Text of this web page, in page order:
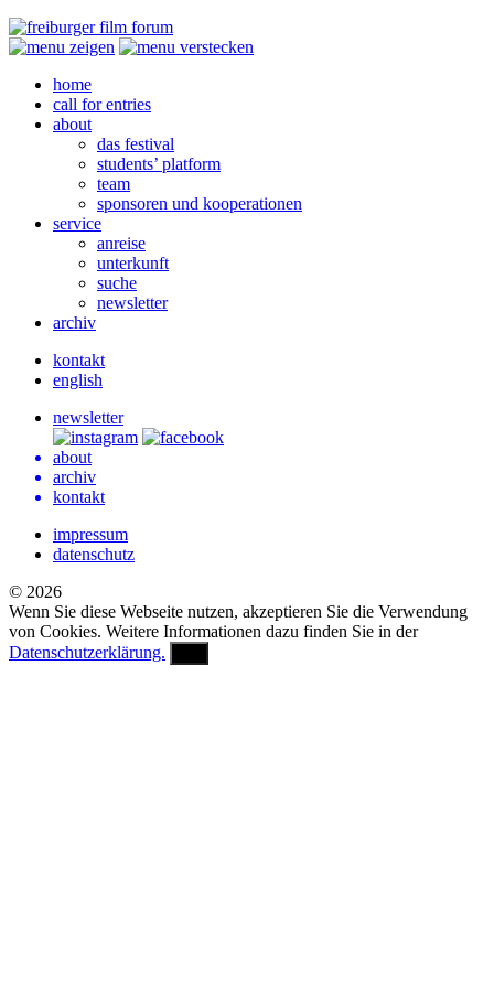
home
call for entries
about
das festival
students’ platform
team
sponsoren und kooperationen
service
anreise
unterkunft
suche
newsletter
archiv
kontakt
english
newsletter
about
archiv
kontakt
impressum
datenschutz
© 2026
Wenn Sie diese Webseite nutzen, akzeptieren Sie die Verwendung
von Cookies. Weitere Informationen dazu finden Sie in der
Datenschutzerklärung.